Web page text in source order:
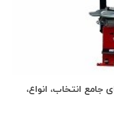
انتخاب، انواع،